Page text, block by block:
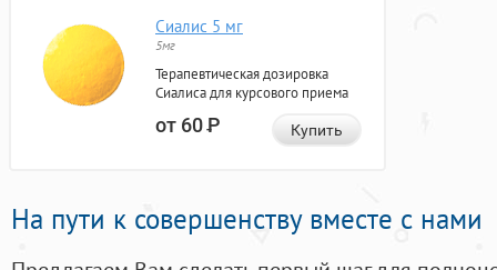
Сиалис 5 мг
5мг
Терапевтическая дозировка
Сиалиса для курсового приема
от 60Р Купить
На пути к совершенству вместе с нами